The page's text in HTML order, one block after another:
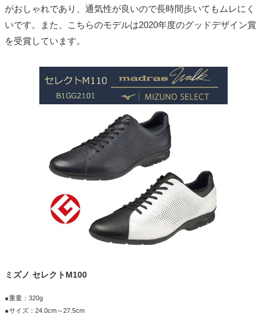
がおしゃれであり、通気性が良いので長時間歩いてもムレにく
いです。また、こちらのモデルは2020年度のグッドデザイン賞
を受賞しています。
ミズノ セレクトM100
●重量：320g
●サイズ：24.0cm～27.5cm